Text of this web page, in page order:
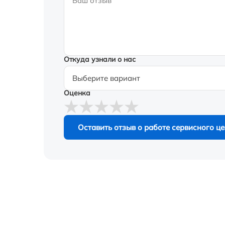
Откуда узнали о нас
Оценка
Оставить отзыв о работе сервисного